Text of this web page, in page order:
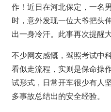
作！近日在河北保定，一名
时，意外发现一位大爷把头
出一身冷汗。此事再次提醒
不少网友感慨，驾照考试中
看似走流程，实则是保命操
试形式，日常开车很少有人
多事故总结出的安全经验。